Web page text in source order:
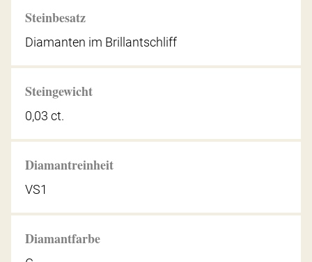
Steinbesatz
Diamanten im Brillantschliff
Steingewicht
0,03 ct.
Diamantreinheit
VS1
Diamantfarbe